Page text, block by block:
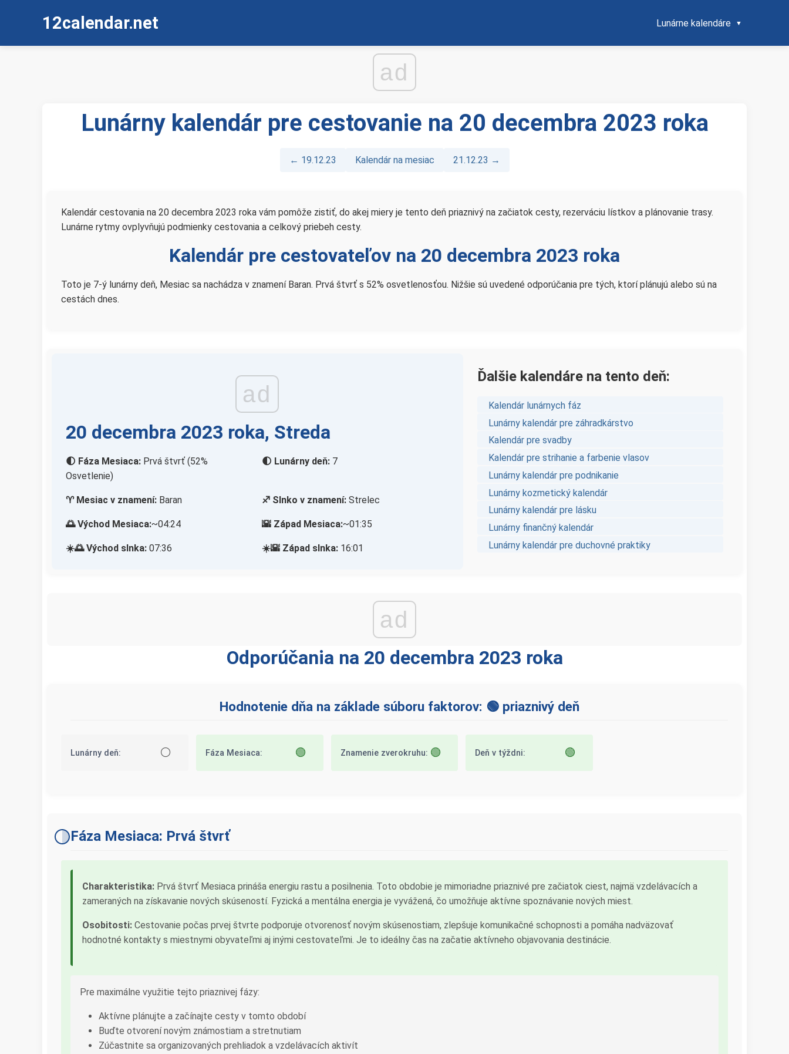
12calendar.net Lunárne kalendáre
ad
Lunárny kalendár pre cestovanie na 20 decembra 2023 roka
← 19.12.23 Kalendár na mesiac 21.12.23 →
Kalendár cestovania na 20 decembra 2023 roka vám pomôže zistiť, do akej miery je tento deň priaznivý na začiatok cesty, rezerváciu lístkov a plánovanie trasy.
Lunárne rytmy ovplyvňujú podmienky cestovania a celkový priebeh cesty.
Kalendár pre cestovateľov na 20 decembra 2023 roka
Toto je 7-ý lunárny deň, Mesiac sa nachádza v znamení Baran. Prvá štvrť s 52% osvetlenosťou. Nižšie sú uvedené odporúčania pre tých, ktorí plánujú alebo sú na
cestách dnes.
ad
20 decembra 2023 roka, Streda
🌓 Fáza Mesiaca: Prvá štvrť (52%
Osvetlenie)
🌓 Lunárny deň: 7
♈ Mesiac v znamení: Baran ♐ Slnko v znamení: Strelec
🌅 Východ Mesiaca:~04:24 🌇 Západ Mesiaca:~01:35
☀️🌅 Východ slnka: 07:36 ☀️🌇 Západ slnka: 16:01
Ďalšie kalendáre na tento deň:
Kalendár lunárnych fáz
Lunárny kalendár pre záhradkárstvo
Kalendár pre svadby
Kalendár pre strihanie a farbenie vlasov
Lunárny kalendár pre podnikanie
Lunárny kozmetický kalendár
Lunárny kalendár pre lásku
Lunárny finančný kalendár
Lunárny kalendár pre duchovné praktiky
ad
Odporúčania na 20 decembra 2023 roka
Hodnotenie dňa na základe súboru faktorov: 🟢 priaznivý deň
Lunárny deň: ⚪ Fáza Mesiaca: 🟢 Znamenie zverokruhu: 🟢 Deň v týždni: 🟢
Fáza Mesiaca: Prvá štvrť
Charakteristika: Prvá štvrť Mesiaca prináša energiu rastu a posilnenia. Toto obdobie je mimoriadne priaznivé pre začiatok ciest, najmä vzdelávacích a
zameraných na získavanie nových skúseností. Fyzická a mentálna energia je vyvážená, čo umožňuje aktívne spoznávanie nových miest.
Osobitosti: Cestovanie počas prvej štvrte podporuje otvorenosť novým skúsenostiam, zlepšuje komunikačné schopnosti a pomáha nadväzovať
hodnotné kontakty s miestnymi obyvateľmi aj inými cestovateľmi. Je to ideálny čas na začatie aktívneho objavovania destinácie.
Pre maximálne využitie tejto priaznivej fázy:
Aktívne plánujte a začínajte cesty v tomto období
Buďte otvorení novým známostiam a stretnutiam
Zúčastnite sa organizovaných prehliadok a vzdelávacích aktivít